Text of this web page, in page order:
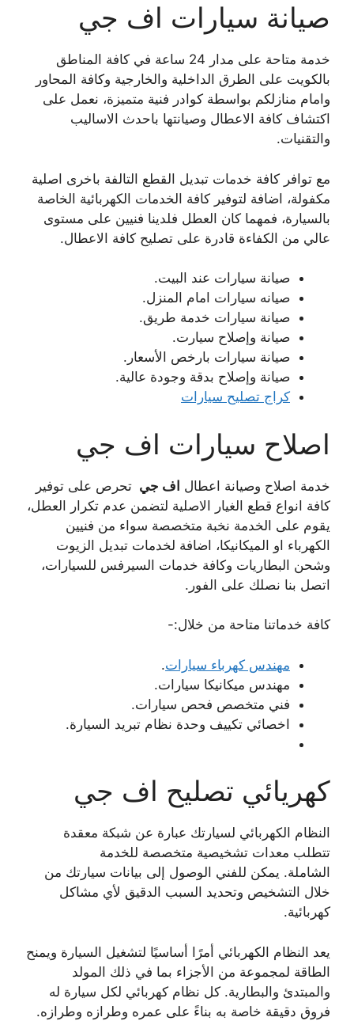
صيانة سيارات اف جي
خدمة متاحة على مدار 24 ساعة في كافة المناطق
بالكويت على الطرق الداخلية والخارجية وكافة المحاور
وامام منازلكم بواسطة كوادر فنية متميزة، نعمل على
اكتشاف كافة الاعطال وصيانتها باحدث الاساليب
والتقنيات.
مع توافر كافة خدمات تبديل القطع التالفة باخرى اصلية
مكفولة، اضافة لتوفير كافة الخدمات الكهربائية الخاصة
بالسيارة، فمهما كان العطل فلدينا فنيين على مستوى
عالي من الكفاءة قادرة على تصليح كافة الاعطال.
صيانة سيارات عند البيت.
صيانه سيارات امام المنزل.
صيانة سيارات خدمة طريق.
صيانة وإصلاح سيارت.
صيانة سيارات بارخص الأسعار.
صيانة وإصلاح بدقة وجودة عالية.
كراج تصليح سيارات
اصلاح سيارات اف جي
خدمة اصلاح وصيانة اعطال اف جي تحرص على توفير
كافة انواع قطع الغيار الاصلية لتضمن عدم تكرار العطل،
يقوم على الخدمة نخبة متخصصة سواء من فنيين
الكهرباء او الميكانيكا، اضافة لخدمات تبديل الزيوت
وشحن البطاريات وكافة خدمات السيرفس للسيارات،
اتصل بنا نصلك على الفور.
كافة خدماتنا متاحة من خلال:-
مهندس كهرباء سيارات.
مهندس ميكانيكا سيارات.
فني متخصص فحص سيارات.
اخصائي تكييف وحدة نظام تبريد السيارة.
كهريائي تصليح اف جي
النظام الكهربائي لسيارتك عبارة عن شبكة معقدة
تتطلب معدات تشخيصية متخصصة للخدمة
الشاملة. يمكن للفني الوصول إلى بيانات سيارتك من
خلال التشخيص وتحديد السبب الدقيق لأي مشاكل
كهربائية.
يعد النظام الكهربائي أمرًا أساسيًا لتشغيل السيارة ويمنح
الطاقة لمجموعة من الأجزاء بما في ذلك المولد
والمبتدئ والبطارية. كل نظام كهربائي لكل سيارة له
فروق دقيقة خاصة به بناءً على عمره وطرازه وطرازه.